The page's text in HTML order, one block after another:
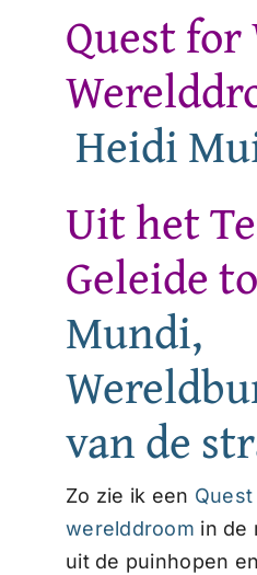
Quest
Heidi
Uit het
Geleide
Mundi,
van de
Zo zie ik een
werelddroom in de
uit de puinhopen